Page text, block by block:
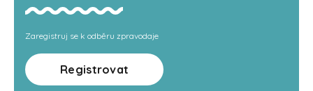
Zaregistruj se k odběru zpravodaje
Registrovat